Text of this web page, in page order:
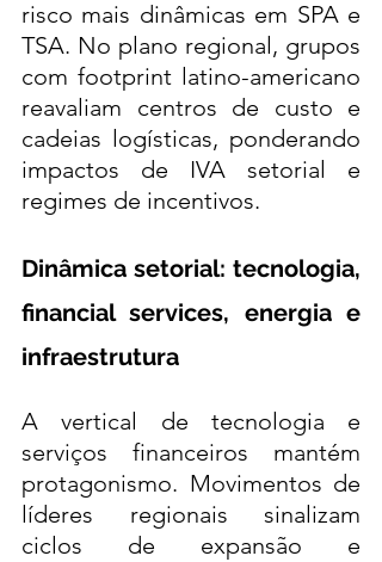
risco mais dinâmicas em SPA e
TSA. No plano regional, grupos
com footprint latino-americano
reavaliam centros de custo e
cadeias logísticas, ponderando
impactos de IVA setorial e
regimes de incentivos.
Dinâmica setorial: tecnologia,
financial services, energia e
infraestrutura
A vertical de tecnologia e
serviços financeiros mantém
protagonismo. Movimentos de
líderes regionais sinalizam
ciclos de expansão e